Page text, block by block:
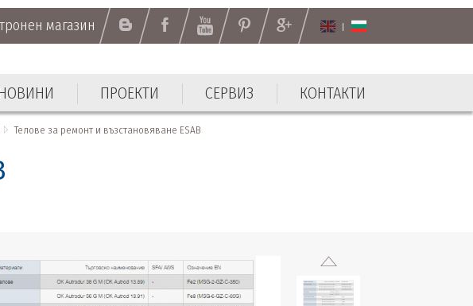
магазин
ПРОЕКТИ СЕРВИЗ КОНТАКТИ
Телове за ремонт и възстановяване ESAB